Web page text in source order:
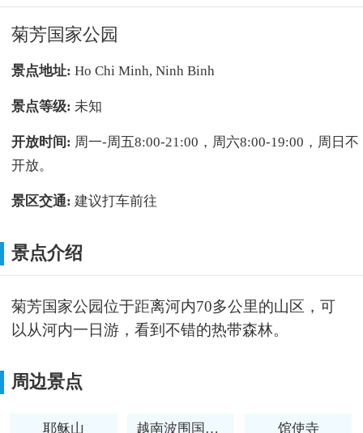
菊芳国家公园
景点地址:Ho Chi Minh, Ninh Binh
景点等级:未知
开放时间: 周一-周五8:00-21:00，周六8:00-19:00，周日不
开放。
景区交通:建议打车前往
景点介绍
菊芳国家公园位于距离河内70多公里的山区，可
以从河内一日游，看到不错的热带森林。
周边景点
耶稣山 越南波围国家公园 馆使寺